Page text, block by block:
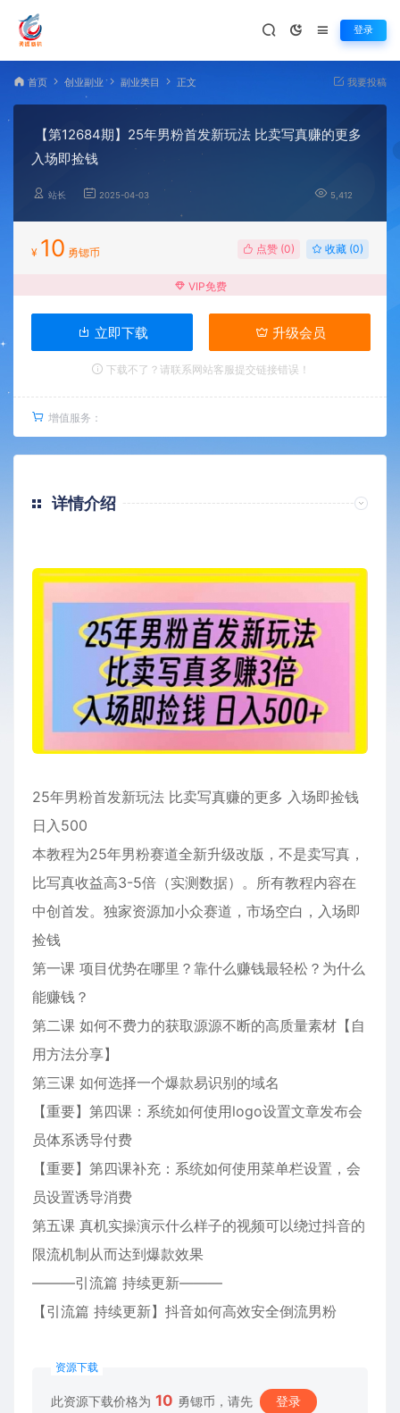
登录
首页 创业副业 副业类目 正文 我要投稿
【第12684期】25年男粉首发新玩法 比卖写真赚的更多
入场即捡钱
站长 2025-04-03 5,412
¥ 10 勇锶币 点赞 (0) 收藏 (0)
VIP免费
立即下载 升级会员
下载不了？请联系网站客服提交链接错误！
增值服务：
详情介绍
25年男粉首发新玩法 比卖写真赚的更多 入场即捡钱
日入500
本教程为25年男粉赛道全新升级改版，不是卖写真，
比写真收益高3-5倍（实测数据）。所有教程内容在
中创首发。独家资源加小众赛道，市场空白，入场即
捡钱
第一课 项目优势在哪里？靠什么赚钱最轻松？为什么
能赚钱？
第二课 如何不费力的获取源源不断的高质量素材【自
用方法分享】
第三课 如何选择一个爆款易识别的域名
【重要】第四课：系统如何使用logo设置文章发布会
员体系诱导付费
【重要】第四课补充：系统如何使用菜单栏设置，会
员设置诱导消费
第五课 真机实操演示什么样子的视频可以绕过抖音的
限流机制从而达到爆款效果
———引流篇 持续更新———
【引流篇 持续更新】抖音如何高效安全倒流男粉
资源下载
此资源下载价格为 10 勇锶币，请先 登录